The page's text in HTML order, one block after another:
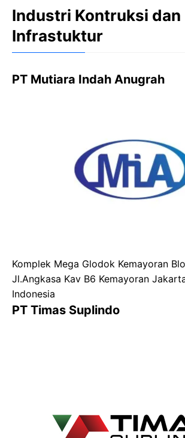
Industri Kontruksi dan
Infrastuktur
PT Mutiara Indah Anugrah
Komplek Mega Glodok Kemayoran
Jl.Angkasa Kav B6 Kemayoran
Indonesia
PT Timas Suplindo